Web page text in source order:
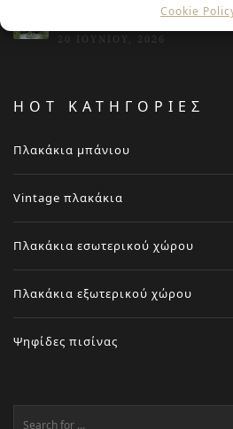
Cookie
Jacuzzi στο Σπίτι: Τα οφέλη
20 ΙΟΥΝΊΟΥ, 2026
HOT ΚΑΤΗΓΟΡΙΕΣ
Πλακάκια μπάνιου
Vintage πλακάκια
Πλακάκια εσωτερικού χώρου
Πλακάκια εξωτερικού χώρου
Ψηφίδες πισίνας